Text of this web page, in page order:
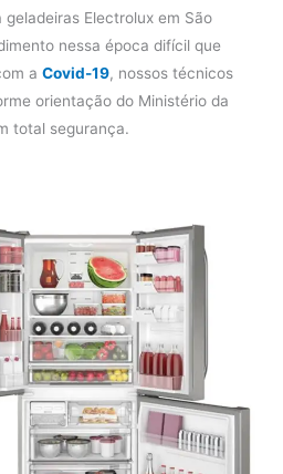
Electrolux em São
nessa época difícil que
aCovid-19, nossos técnicos
orientação do Ministério da
total segurança.